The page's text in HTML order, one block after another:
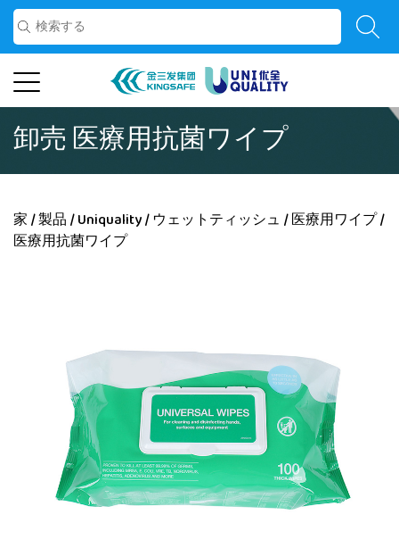
卸売 医療用抗菌ワイプ
家 /製品 /Uniquality/ ウェットティッシュ /医療用ワイプ/
医療用抗菌ワイプ